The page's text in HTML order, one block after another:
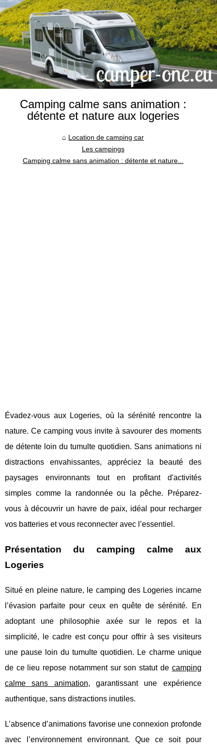
Camping calme sans animation :
détente et nature aux logeries
Location de camping car
Les campings
Camping calme sans animation : détente et nature...
Évadez-vous aux Logeries, où la sérénité rencontre la
nature. Ce camping vous invite à savourer des moments
de détente loin du tumulte quotidien. Sans animations ni
distractions envahissantes, appréciez la beauté des
paysages environnants tout en profitant d'activités
simples comme la randonnée ou la pêche. Préparez-
vous à découvrir un havre de paix, idéal pour recharger
vos batteries et vous reconnecter avec l’essentiel.
Présentation du camping calme aux
Logeries
Situé en pleine nature, le camping des Logeries incarne
l’évasion parfaite pour ceux en quête de sérénité. En
adoptant une philosophie axée sur le repos et la
simplicité, le cadre est conçu pour offrir à ses visiteurs
une pause loin du tumulte quotidien. Le charme unique
de ce lieu repose notamment sur son statut de camping
calme sans animation, garantissant une expérience
authentique, sans distractions inutiles.
L’absence d’animations favorise une connexion profonde
avec l’environnement environnant. Que ce soit pour